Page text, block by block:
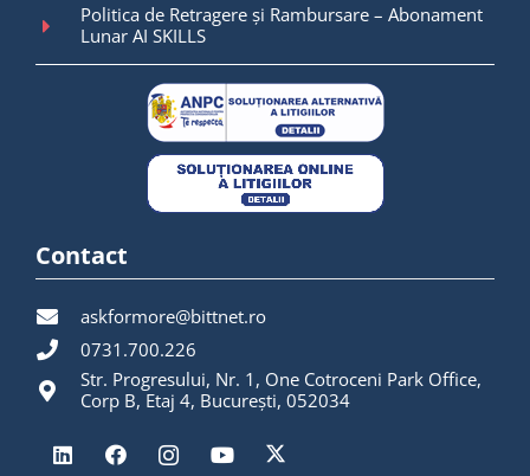
Politica de Retragere și Rambursare – Abonament
Lunar AI SKILLS
Contact
askformore@bittnet.ro
0731.700.226
Str. Progresului, Nr. 1, One Cotroceni Park Office,
Corp B, Etaj 4, București, 052034